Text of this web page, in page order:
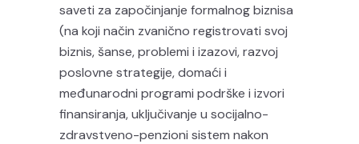
saveti za započinjanje formalnog biznisa
(na koji način zvanično registrovati svoj
biznis, šanse, problemi i izazovi, razvoj
poslovne strategije, domaći i
međunarodni programi podrške i izvori
finansiranja, uključivanje u socijalno-
zdravstveno-penzioni sistem nakon